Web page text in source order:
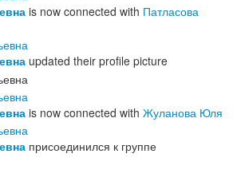
is now connected with Патласова
updated their profile picture
is now connected with Жуланова Юля
присоединился к группе